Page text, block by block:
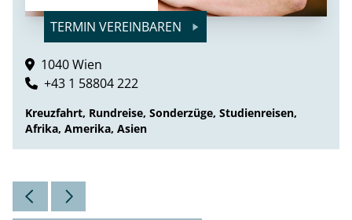
TERMIN VEREINBAREN
1040 Wien
+43 1 58804 222
Kreuzfahrt, Rundreise, Sonderzüge, Studienreisen,
Afrika, Amerika, Asien